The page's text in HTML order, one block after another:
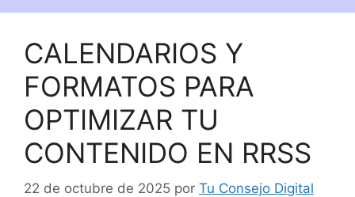
CALENDARIOS Y
FORMATOS PARA
OPTIMIZAR TU
CONTENIDO EN RRSS
22 de octubre de 2025 por Tu Consejo Digital